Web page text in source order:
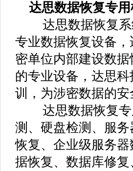
达思数据恢复专用
达思数据恢复系
专业数据恢复设备
密单位内部建设数
的专业设备，达思
训，为涉密数据的
达思数据恢复专
测、硬盘检测、服
恢复、企业级服务
据恢复、数据库修